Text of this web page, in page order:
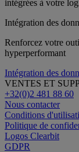
Intégration des
Renforcez votre
hyperperformant
Intégration des
VENTES ET
+32(0)2 481 88 60
Nous contacter
Conditions
Politique de
Logos Clearbit
GDPR